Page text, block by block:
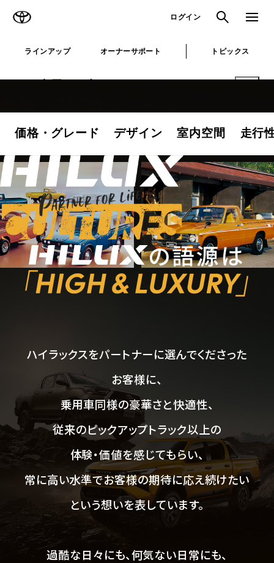
ログイン 検索 メニュ
ラインアップ オーナーサポート トピックス
価格・グレード デザイン 室内空間 走行
の語源は
ハイラックスをパートナーに選んでくださった
お客様に、
乗用車同様の豪華さと快適性、
従来のピックアップトラック以上の
体験・価値を感じてもらい、
常に高い水準でお客様の期待に応え続けたい
という想いを表しています。
過酷な日々にも、何気ない日常にも、